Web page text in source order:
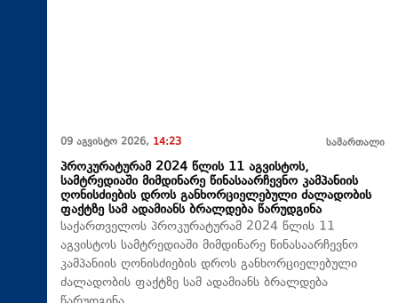
09 აგვისტო 2026, 14:23 სამართალი
პროკურატურამ 2024 წლის 11 აგვისტოს,
სამტრედიაში მიმდინარე წინასაარჩევნო კამპანიის
ღონისძიების დროს განხორციელებული ძალადობის
ფაქტზე სამ ადამიანს ბრალდება წარუდგინა
საქართველოს პროკურატურამ 2024 წლის 11
აგვისტოს სამტრედიაში მიმდინარე წინასაარჩევნო
კამპანიის ღონისძიების დროს განხორციელებული
ძალადობის ფაქტზე სამ ადამიანს ბრალდება